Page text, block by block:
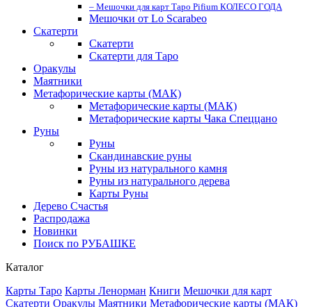
– Мешочки для карт Таро Pifium КОЛЕСО ГОДА
Мешочки от Lo Scarabeo
Скатерти
Скатерти
Скатерти для Таро
Оракулы
Маятники
Метафорические карты (МАК)
Метафорические карты (МАК)
Метафорические карты Чака Спеццано
Руны
Руны
Скандинавские руны
Руны из натурального камня
Руны из натурального дерева
Карты Руны
Дерево Счастья
Распродажа
Новинки
Поиск по РУБАШКЕ
Каталог
Карты Таро Карты Ленорман Книги Мешочки для карт
Скатерти Оракулы Маятники Метафорические карты (МАК)